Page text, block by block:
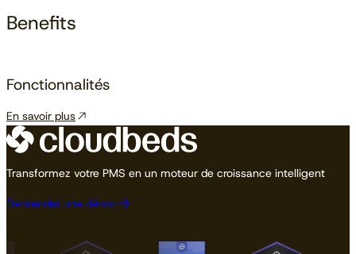
Benefits
Fonctionnalités
En savoir plus
Transformez votre PMS en un moteur de croissance intelligent
Demander une démo